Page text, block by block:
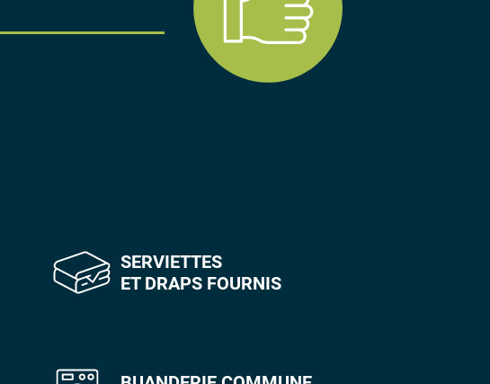
SERVIETTES
ET DRAPS FOURNIS